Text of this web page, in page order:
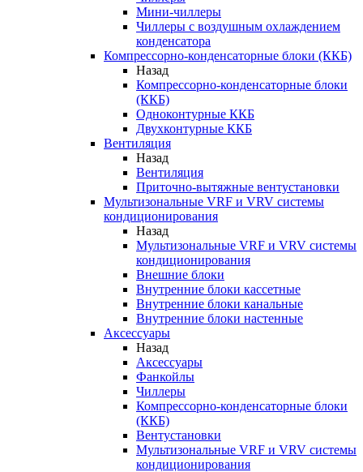
Мини-чиллеры
Чиллеры с воздушным охлаждением
конденсатора
Компрессорно-конденсаторные блоки (ККБ)
Назад
Компрессорно-конденсаторные блоки
(ККБ)
Одноконтурные ККБ
Двухконтурные ККБ
Вентиляция
Назад
Вентиляция
Приточно-вытяжные вентустановки
Мультизональные VRF и VRV системы
кондиционирования
Назад
Мультизональные VRF и VRV системы
кондиционирования
Внешние блоки
Внутренние блоки кассетные
Внутренние блоки канальные
Внутренние блоки настенные
Аксессуары
Назад
Аксессуары
Фанкойлы
Чиллеры
Компрессорно-конденсаторные блоки
(ККБ)
Вентустановки
Мультизональные VRF и VRV системы
кондиционирования